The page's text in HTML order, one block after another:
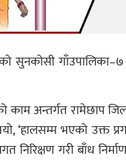
सुनकोसी गाँउपालिका–७
काम अन्तर्गत रामेछाप
‘हालसम्म भएको उक्त
गरी बाँध